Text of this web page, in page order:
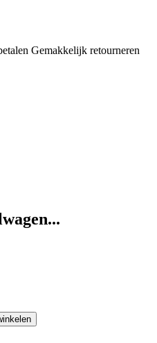
Gemakkelijk retourneren